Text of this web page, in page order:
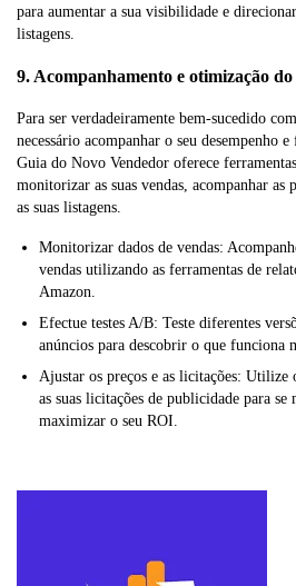
para aumentar a sua visibilidade e
listagens.
9. Acompanhamento e otimização do
Para ser verdadeiramente bem-sucedido
necessário acompanhar o seu desempenho
Guia do Novo Vendedor oferece
monitorizar as suas vendas, acompanhar
as suas listagens.
Monitorizar dados de vendas:
vendas utilizando as ferramentas de
Amazon.
Efectue testes A/B: Teste diferentes
anúncios para descobrir o que funciona
Ajustar os preços e as licitações: Utilize
as suas licitações de publicidade para
maximizar o seu ROI.